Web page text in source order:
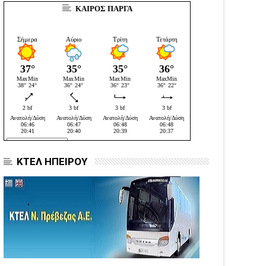
ΚΑΙΡΟΣ ΠΑΡΓΑ
ΚΤΕΛ ΗΠΕΙΡΟΥ